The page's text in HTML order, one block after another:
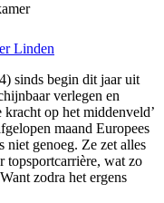
Linden
sinds begin dit jaar uit
verlegen en
op het middenveld’
maand Europees
genoeg. Ze zet alles
topsportcarrière, wat zo
zodra het ergens